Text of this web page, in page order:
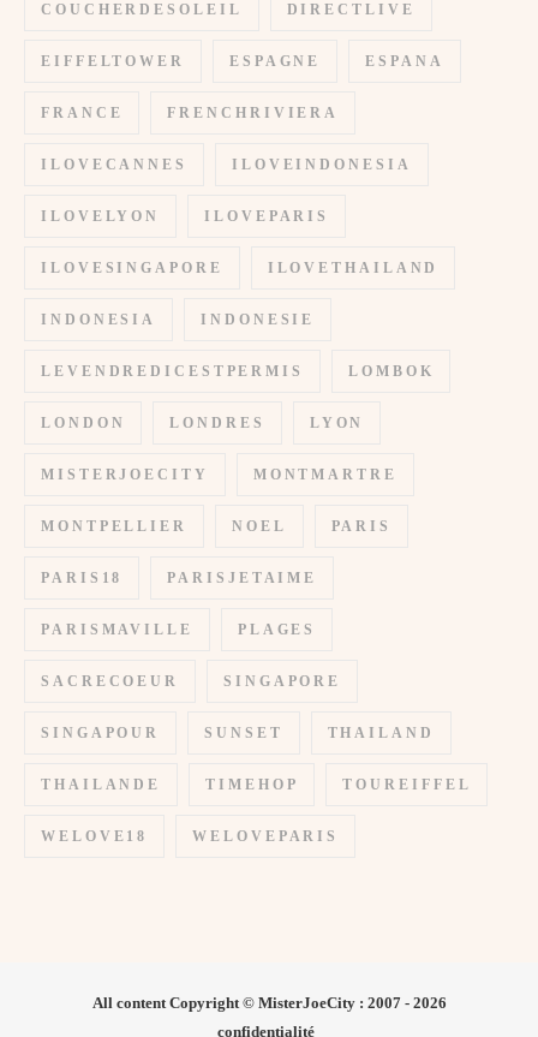
COUCHERDESOLEIL DIRECTLIVE
EIFFELTOWER ESPAGNE ESPANA
FRANCE FRENCHRIVIERA
ILOVECANNES ILOVEINDONESIA
ILOVELYON ILOVEPARIS
ILOVESINGAPORE ILOVETHAILAND
INDONESIA INDONESIE
LEVENDREDICESTPERMIS LOMBOK
LONDON LONDRES LYON
MISTERJOECITY MONTMARTRE
MONTPELLIER NOEL PARIS
PARIS18 PARISJETAIME
PARISMAVILLE PLAGES
SACRECOEUR SINGAPORE
SINGAPOUR SUNSET THAILAND
THAILANDE TIMEHOP TOUREIFFEL
WELOVE18 WELOVEPARIS
All content Copyright © MisterJoeCity : 2007 - 2026
confidentialité